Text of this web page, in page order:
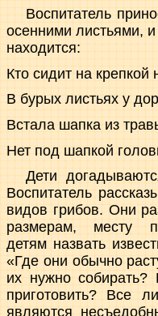
Воспитатель
осенними листьями, и
находится:
Кто сидит на крепкой
В бурых листьях у
Встала шапка из
Нет под шапкой
Дети
Воспитатель
видов грибов. Они
размерам, месту
детям назвать
«Где они обычно
их нужно
приготовить? Все
являются